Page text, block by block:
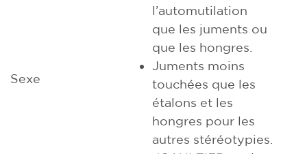
Sexe
l’automutilation
que les juments ou
que les hongres.
Juments moins
touchées que les
étalons et les
hongres pour les
autres stéréotypies.